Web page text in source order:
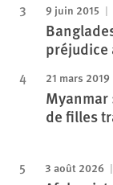
9 juin 2015
préjudice
21 mars 2019
Myanmar
de filles
3 août 2026